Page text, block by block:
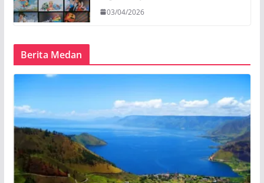
03/04/2026
Berita Medan